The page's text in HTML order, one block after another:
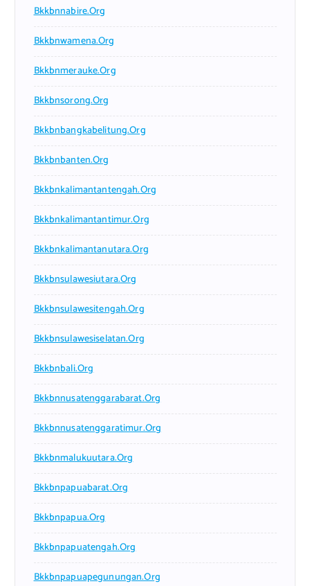
Bkkbnnabire.org
Bkkbnwamena.org
Bkkbnmerauke.org
Bkkbnsorong.org
Bkkbnbangkabelitung.org
Bkkbnbanten.org
Bkkbnkalimantantengah.org
Bkkbnkalimantantimur.org
Bkkbnkalimantanutara.org
Bkkbnsulawesiutara.org
Bkkbnsulawesitengah.org
Bkkbnsulawesiselatan.org
Bkkbnbali.org
Bkkbnnusatenggarabarat.org
Bkkbnnusatenggaratimur.org
Bkkbnmalukuutara.org
Bkkbnpapuabarat.org
Bkkbnpapua.org
Bkkbnpapuatengah.org
Bkkbnpapuapegunungan.org